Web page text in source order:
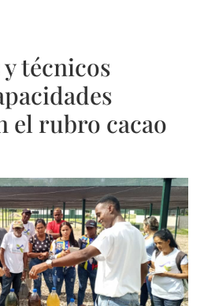
técnicos
el rubro cacao